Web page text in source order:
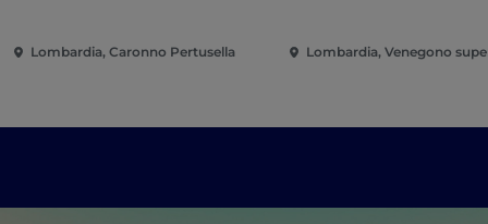
Lombardia, Caronno Pertusella Lombardia, Venegono